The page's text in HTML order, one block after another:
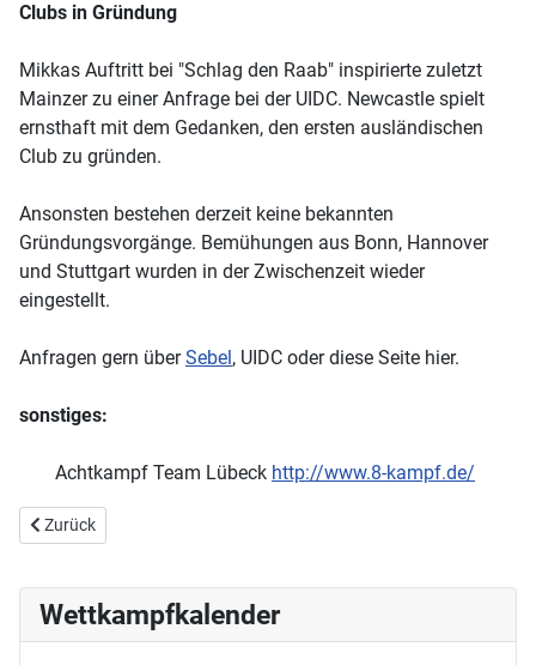
Clubs in Gründung
Mikkas Auftritt bei "Schlag den Raab" inspirierte zuletzt
Mainzer zu einer Anfrage bei der UIDC. Newcastle spielt
ernsthaft mit dem Gedanken, den ersten ausländischen
Club zu gründen.
Ansonsten bestehen derzeit keine bekannten
Gründungsvorgänge. Bemühungen aus Bonn, Hannover
und Stuttgart wurden in der Zwischenzeit wieder
eingestellt.
Anfragen gern überSebel, UIDC oder diese Seite hier.
sonstiges:
Achtkampf Team Lübeck http://www.8-kampf.de/
Vorheriger Beitrag: Miese gründet 12-Kampf Rostock
Zurück
Wettkampfkalender